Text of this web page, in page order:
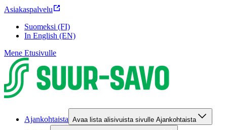
Asiakaspalvelu
Suomeksi (FI)
In English (EN)
Mene Etusivulle
Ajankohtaista Avaa lista alisivuista sivulle Ajankohtaista